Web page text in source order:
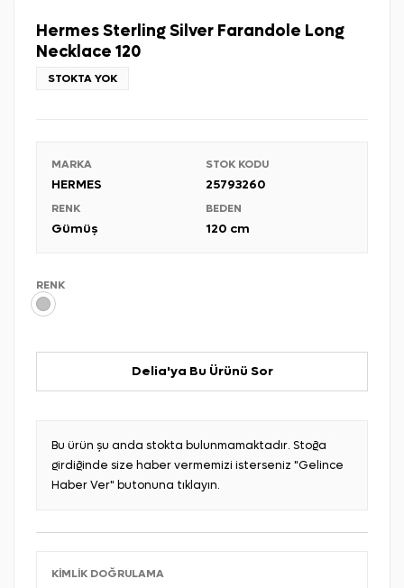
Hermes Sterling Silver Farandole Long
Necklace 120
STOKTA YOK
MARKA
HERMES
STOK KODU
25793260
RENK
Gümüş
BEDEN
120 cm
RENK
Delia'ya Bu Ürünü Sor
Bu ürün şu anda stokta bulunmamaktadır. Stoğa
girdiğinde size haber vermemizi isterseniz "Gelince
Haber Ver" butonuna tıklayın.
KIMLIK DOĞRULAMA